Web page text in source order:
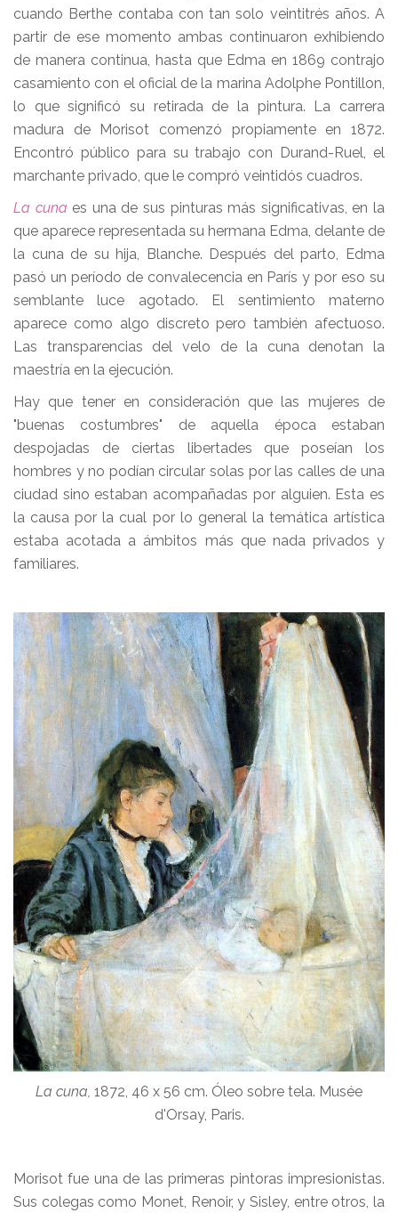
cuando Berthe contaba con tan solo veintitrés años. A
partir de ese momento ambas continuaron exhibiendo
de manera continua, hasta que Edma en 1869 contrajo
casamiento con el oficial de la marina Adolphe Pontillon,
lo que significó su retirada de la pintura. La carrera
madura de Morisot comenzó propiamente en 1872.
Encontró público para su trabajo con Durand-Ruel, el
marchante privado, que le compró veintidós cuadros.
La cuna es una de sus pinturas más significativas, en la
que aparece representada su hermana Edma, delante de
la cuna de su hija, Blanche. Después del parto, Edma
pasó un período de convalecencia en París y por eso su
semblante luce agotado. El sentimiento materno
aparece como algo discreto pero también afectuoso.
Las transparencias del velo de la cuna denotan la
maestría en la ejecución.
Hay que tener en consideración que las mujeres de
"buenas costumbres" de aquella época estaban
despojadas de ciertas libertades que poseían los
hombres y no podían circular solas por las calles de una
ciudad sino estaban acompañadas por alguien. Esta es
la causa por la cual por lo general la temática artística
estaba acotada a ámbitos más que nada privados y
familiares.
La cuna, 1872, 46 x 56 cm. Óleo sobre tela. Musée
d'Orsay, Paris.
Morisot fue una de las primeras pintoras impresionistas.
Sus colegas como Monet, Renoir, y Sisley, entre otros, la